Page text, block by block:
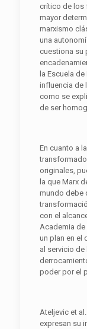
crítico de los
mayor
marxismo
una
cuestiona su
la Escuela
influencia de
como se
de ser
En cuanto a
originales,
la que Marx
mundo debe
con el
Academia
un plan en el
al servicio
poder por el
Ateljevic et
expresan su